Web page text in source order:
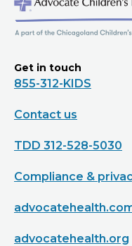
Get in touch
855-312-KIDS
Contact us
TDD 312-528-5030
Compliance &
advocatehealth.org